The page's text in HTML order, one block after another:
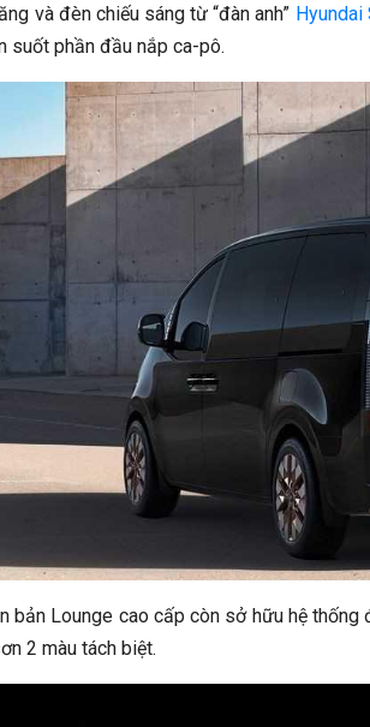
và đèn chiếu sáng từ “đàn anh” Hyundai
suốt phần đầu nắp ca-pô.
bản Lounge cao cấp còn sở hữu hệ
2 màu tách biệt.